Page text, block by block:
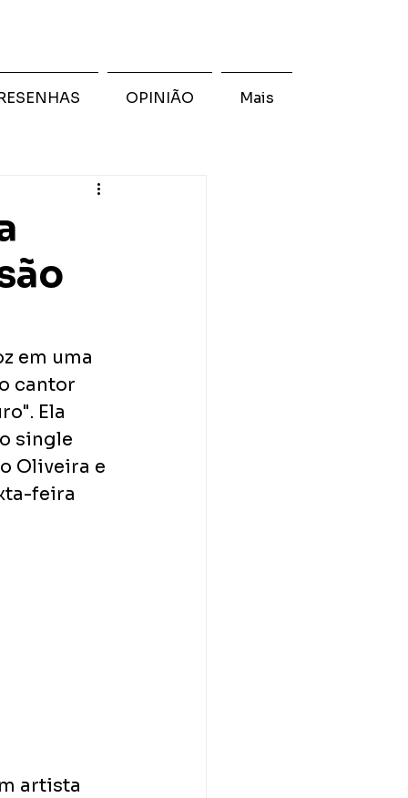
em uma
cantor
Ela
single
Oliveira e
feira
artista
OPINIÃO Mais